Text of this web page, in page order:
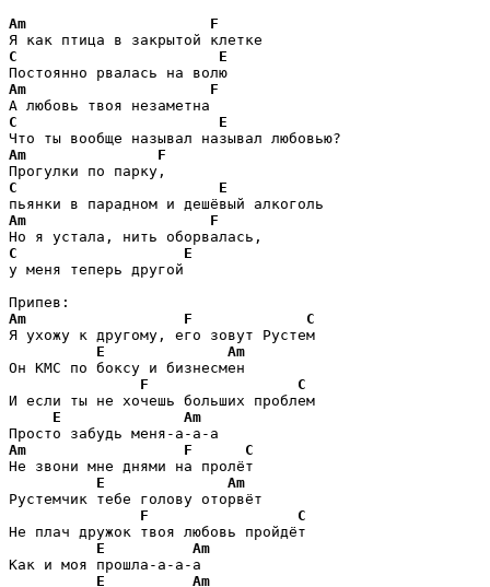
Am
F
C
E
Am
F
C
E
Am
F
C
E
Am
F
C
E
у меня теперь другой
Am
F
C
Я ухожу к другому, его зовут Рустем
E
Am
Он КМС по боксу и бизнесмен
F
C
И если ты не хочешь больших проблем
E
Am
Am
F
C
Не звони мне днями на пролёт
E
Am
Рустемчик тебе голову оторвёт
F
C
Не плач дружок твоя любовь пройдёт
E
Am
Как и моя прошла-а-а-а
E
Am